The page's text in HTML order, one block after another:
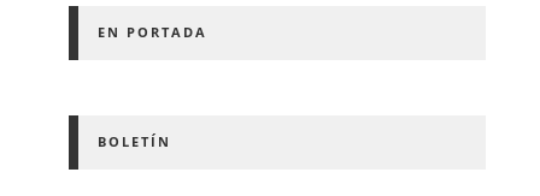
EN PORTADA
BOLETÍN